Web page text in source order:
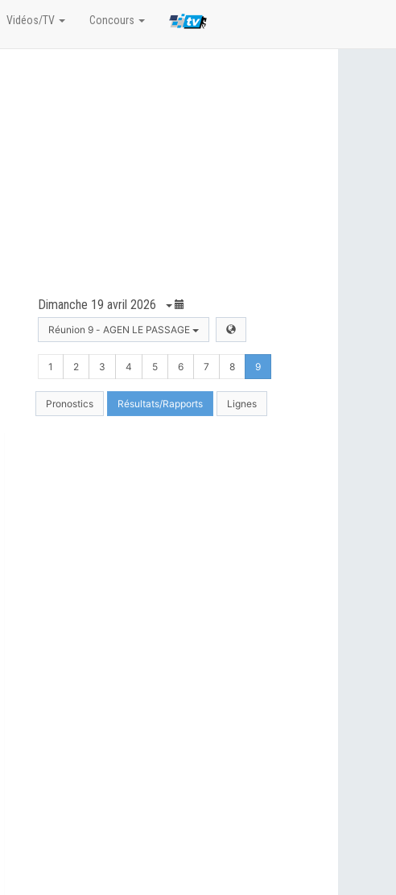
Dimanche 19 avril 2026
Réunion 9 - AGEN LE PASSAGE
1 2 3 4 5 6 7 8 9
Pronostics Résultats/Rapports Lignes
Vidéos/TV Concours